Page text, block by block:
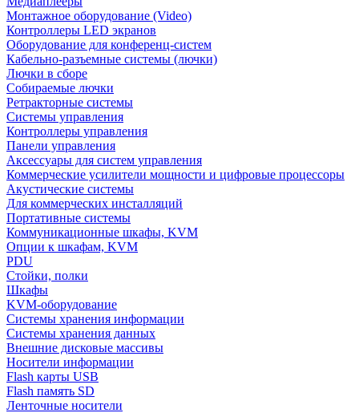
Монтажное оборудование (Video)
Контроллеры LED экранов
Оборудование для конференц-систем
Кабельно-разъемные системы (лючки)
Лючки в сборе
Собираемые лючки
Ретракторные системы
Системы управления
Контроллеры управления
Панели управления
Аксессуары для систем управления
Коммерческие усилители мощности и цифровые процессоры
Акустические системы
Для коммерческих инсталляций
Портативные системы
Коммуникационные шкафы, KVM
Опции к шкафам, KVM
PDU
Стойки, полки
Шкафы
KVM-оборудование
Системы хранения информации
Системы хранения данных
Внешние дисковые массивы
Носители информации
Flash карты USB
Flash память SD
Ленточные носители